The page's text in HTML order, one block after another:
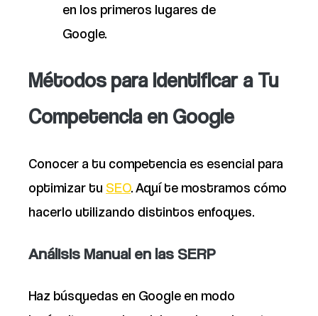
en los primeros lugares de
Google.
Métodos para Identificar a Tu
Competencia en Google
Conocer a tu competencia es esencial para
optimizar tu SEO. Aquí te mostramos cómo
hacerlo utilizando distintos enfoques.
Análisis Manual en las SERP
Haz búsquedas en Google en modo